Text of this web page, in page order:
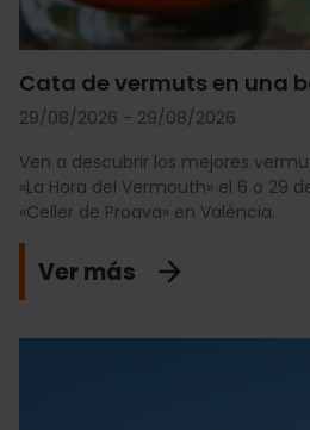
Cata de vermuts en una
29/08/2026 - 29/08/2026
Ven a descubrir los mejores
«La Hora del Vermouth» el 6 o 29
«Celler de Proava» en València.
Ver más